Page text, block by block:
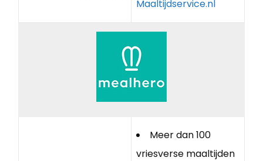
Maaltijdservice.nl
Meer dan 100
vriesverse maaltijden